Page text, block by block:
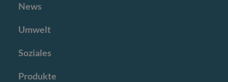
News
Umwelt
Soziales
Produkte